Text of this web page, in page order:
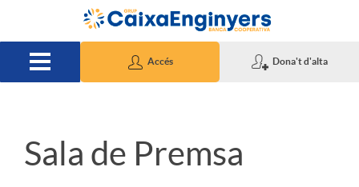
Salta al contingut principal
Accés Dona't d'alta
S
Sala de Premsa